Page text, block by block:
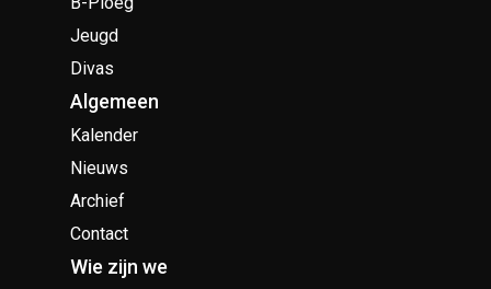
Jeugd
Divas
Algemeen
Kalender
Nieuws
Archief
Contact
Wie zijn we